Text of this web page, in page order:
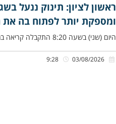
ראשון לציון: תינוק ננעל
ומספקת יותר לפתוח בה את
היום (שני) בשעה 8:20 התקבלה קריאה במוקד ידידים, אודות תינוק כבן שמונה חודשים שננעל בשגגה ברכב לעיני אמו, ברחוב האחים